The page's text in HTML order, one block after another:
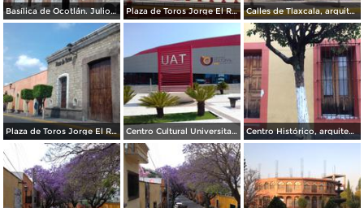
Basílica de Ocotlán. Julio/2017 Plaza de Toros Jorge El Ranchero Aguilar y Torre Campanario del ex-convento del siglo XVI. Julio/2017 Calles de Tlaxcala, arquitectura. Julio/2017
Plaza de Toros Jorge El Ranchero Aguilar. Mayo/2017 Centro Cultural Universitario. Junio/2017 Centro Histórico, arquitectura. Mayo/2017